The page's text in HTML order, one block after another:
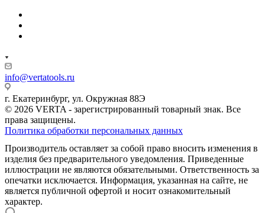
info@vertatools.ru
г. Екатеринбург, ул. Окружная 88Э
© 2026 VERTA - зарегистрированный товарный знак. Все
права защищены.
Политика обработки персональных данных
Производитель оставляет за собой право вносить изменения в
изделия без предварительного уведомления. Приведенные
иллюстрации не являются обязательными. Ответственность за
опечатки исключается. Информация, указанная на сайте, не
является публичной офертой и носит ознакомительный
характер.